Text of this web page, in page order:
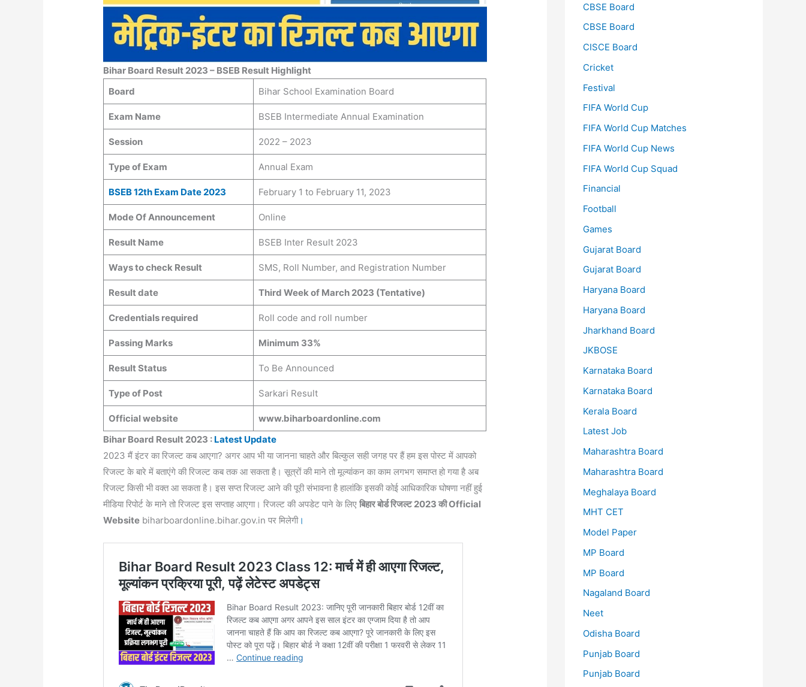
Bihar Board Result 2023 – BSEB Result Highlight
Board
Bihar School Examination Board
Exam Name BSEB Intermediate Annual Examination
Session 2022 – 2023
Type of Exam Annual Exam
BSEB 12th Exam Date 2023 February 1 to February 11, 2023
Mode Of Announcement Online
Result Name BSEB Inter Result 2023
Ways to check Result SMS, Roll Number, and Registration Number
Result date Third Week of March 2023 (Tentative)
Credentials required Roll code and roll number
Passing Marks Minimum 33%
Result Status To Be Announced
Type of Post Sarkari Result
Official website
www.biharboardonline.com
Bihar Board Result 2023 : Latest Update
2023 मैं इंटर का रिजल्ट कब आएगा? अगर आप भी या जानना चाहते और बिल्कुल सही जगह पर हैं हम इस पोस्ट में आपको
रिजल्ट के बारे में बताएंगे की रिजल्ट कब तक आ सकता है। सूत्रों की माने तो मूल्यांकन का काम लगभग समाप्त हो गया है अब
रिजल्ट किसी भी वक्त आ सकता है। इस सप्त रिजल्ट आने की पूरी संभावना है हालांकि इसकी कोई आधिकारिक घोषणा नहीं हुई
मीडिया रिपोर्ट के माने तो रिजल्ट इस सप्ताह आएगा। रिजल्ट की अपडेट पाने के लिएबिहार बोर्ड रिजल्ट 2023 की Official
Website biharboardonline.bihar.gov.in पर मिलेगी।
CBSE Board
CBSE Board
CISCE Board
Cricket
Festival
FIFA World Cup
FIFA World Cup Matches
FIFA World Cup News
FIFA World Cup Squad
Financial
Football
Games
Gujarat Board
Gujarat Board
Haryana Board
Haryana Board
Jharkhand Board
JKBOSE
Karnataka Board
Karnataka Board
Kerala Board
Latest Job
Maharashtra Board
Maharashtra Board
Meghalaya Board
MHT CET
Model Paper
MP Board
MP Board
Nagaland Board
Neet
Odisha Board
Punjab Board
Punjab Board